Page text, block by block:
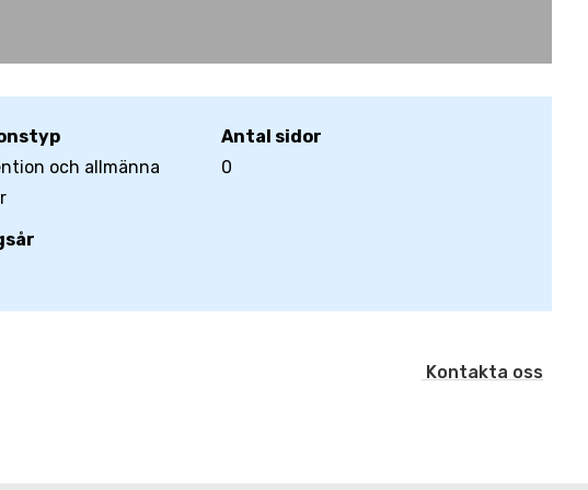
och allmänna
Antal sidor
0
Kontakta oss